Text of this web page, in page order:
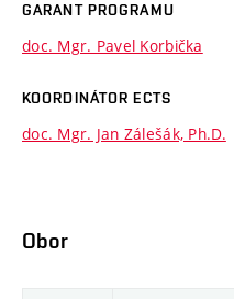
GARANT PROGRAMU
doc. Mgr. Pavel Korbička
KOORDINÁTOR ECTS
doc. Mgr. Jan Zálešák, Ph.D.
Obor